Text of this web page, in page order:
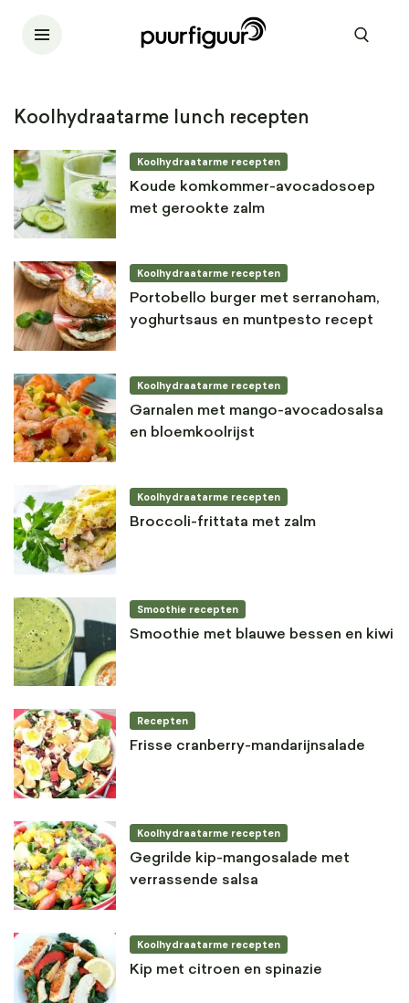
Koolhydraatarme lunch recepten
Koolhydraatarme recepten
Koude komkommer-avocadosoep
met gerookte zalm
Koolhydraatarme recepten
Portobello burger met serranoham,
yoghurtsaus en muntpesto recept
Koolhydraatarme recepten
Garnalen met mango-avocadosalsa
en bloemkoolrijst
Koolhydraatarme recepten
Broccoli-frittata met zalm
Smoothie recepten
Smoothie met blauwe bessen en kiwi
Recepten
Frisse cranberry-mandarijnsalade
Koolhydraatarme recepten
Gegrilde kip-mangosalade met
verrassende salsa
Koolhydraatarme recepten
Kip met citroen en spinazie